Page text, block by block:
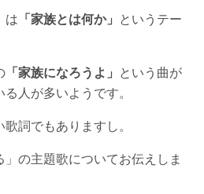
は 「家族とは何か」 というテー
「家族になろうよ」 という曲が
人が多いようです。
詞でもありますし。
の主題歌についてお伝えしま